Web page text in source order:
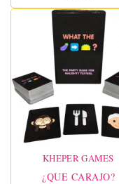
KHEPER GAMES
¿QUE CARAJO?